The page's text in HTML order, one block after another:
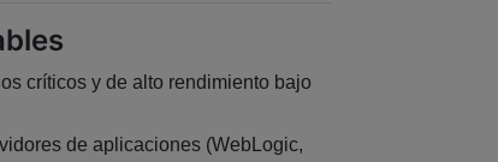
críticos y de alto rendimiento bajo
de aplicaciones (WebLogic,